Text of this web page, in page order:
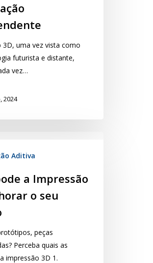
3D, uma vez vista como
futurista e distante,
vez…
2024
Aditiva
a Impressão
o seu
peças
Perceba quais as
impressão 3D 1.